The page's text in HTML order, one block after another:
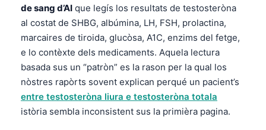
de sang d’AI que legís los resultats de testosteròna
al costat de SHBG, albúmina, LH, FSH, prolactina,
marcaires de tiroida, glucòsa, A1C, enzims del fetge,
e lo contèxte dels medicaments. Aquela lectura
basada sus un “patròn” es la rason per la qual los
nòstres rapòrts sovent explican perqué un pacient’s
entre testosteròna liura e testosteròna totala
istòria sembla inconsistent sus la primièra pagina.